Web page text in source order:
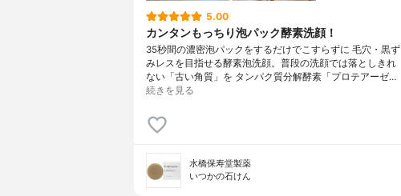
5.00
カンタンもっちり泡パック酵素洗顔！
35秒間の濃密泡パックをするだけでこすらずに 毛穴・黒ず
みレスを目指せる酵素泡洗顔。普段の洗顔では落としきれ
ない「古い角質」を タンパク質分解酵素「プロテアーゼ…
続きを見る
水橋保寿堂製薬
いつかの石けん